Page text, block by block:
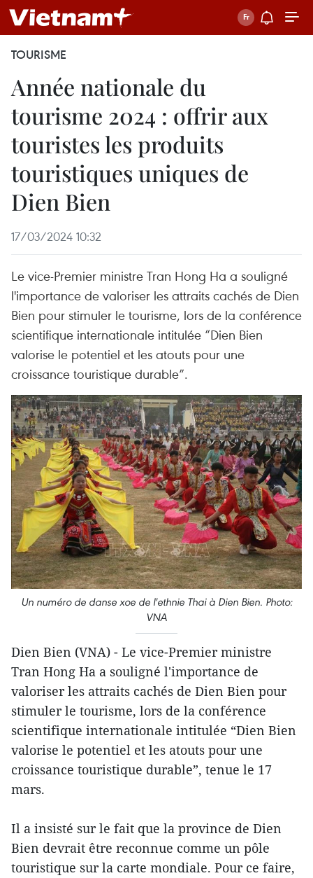
TOURISME
Année nationale du
tourisme 2024 : offrir aux
touristes les produits
touristiques uniques de
Dien Bien
17/03/2024 10:32
Le vice-Premier ministre Tran Hong Ha a souligné
l'importance de valoriser les attraits cachés de Dien
Bien pour stimuler le tourisme, lors de la conférence
scientifique internationale intitulée “Dien Bien
valorise le potentiel et les atouts pour une
croissance touristique durable”.
Un numéro de danse xoe de l'ethnie Thai à Dien Bien. Photo:
VNA
Dien Bien (VNA) - Le vice-Premier ministre
Tran Hong Ha a souligné l'importance de
valoriser les attraits cachés de Dien Bien pour
stimuler le tourisme, lors de la conférence
scientifique internationale intitulée “Dien Bien
valorise le potentiel et les atouts pour une
croissance touristique durable”, tenue le 17
mars.
Il a insisté sur le fait que la province de Dien
Bien devrait être reconnue comme un pôle
touristique sur la carte mondiale. Pour ce faire,